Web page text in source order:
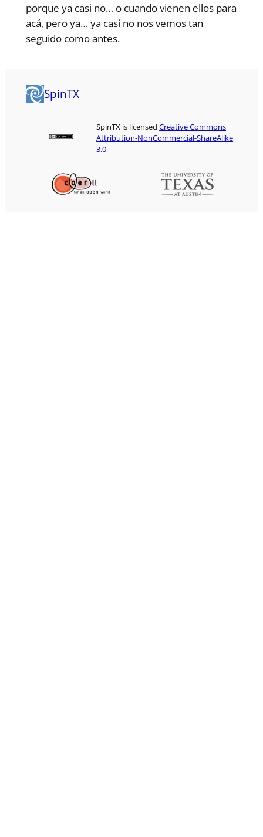
porque ya casi no… o cuando vienen ellos para
acá, pero ya… ya casi no nos vemos tan
seguido como antes.
SpinTX
SpinTX is licensedCreative Commons
Attribution-NonCommercial-ShareAlike
3.0